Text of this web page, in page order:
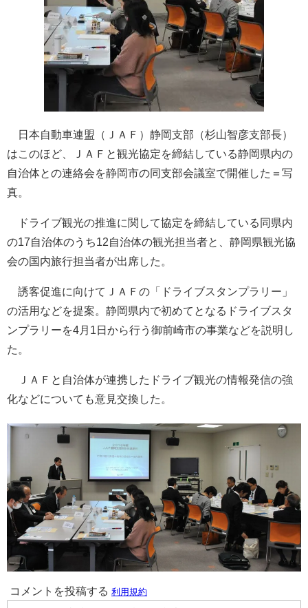
日本自動車連盟（ＪＡＦ）静岡支部（杉山智彦支部長）
はこのほど、ＪＡＦと観光協定を締結している静岡県内の
自治体との連絡会を静岡市の同支部会議室で開催した＝写
真。
ドライブ観光の推進に関して協定を締結している同県内
の17自治体のうち12自治体の観光担当者と、静岡県観光協
会の国内旅行担当者が出席した。
誘客促進に向けてＪＡＦの「ドライブスタンプラリー」
の活用などを提案。静岡県内で初めてとなるドライブスタ
ンプラリーを4月1日から行う御前崎市の事業などを説明し
た。
ＪＡＦと自治体が連携したドライブ観光の情報発信の強
化などについても意見交換した。